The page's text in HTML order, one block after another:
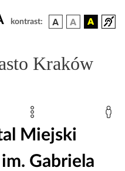
kontrast:
Kraków
Miejski
Gabriela